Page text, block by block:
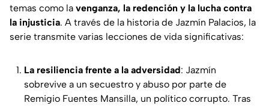
temas como la venganza, la redención y la lucha contra
la injusticia. A través de la historia de Jazmín Palacios, la
serie transmite varias lecciones de vida significativas:
La resiliencia frente a la adversidad: Jazmín
sobrevive a un secuestro y abuso por parte de
Remigio Fuentes Mansilla, un político corrupto. Tras